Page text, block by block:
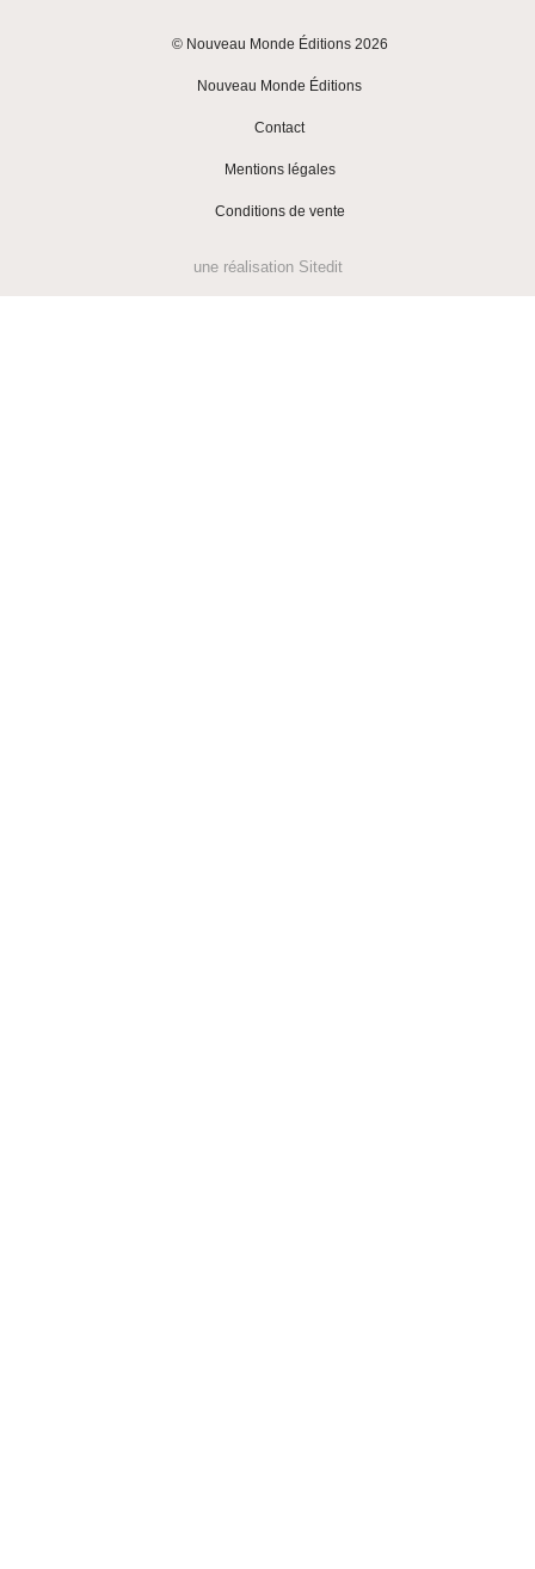
© Nouveau Monde Éditions 2026
Nouveau Monde Éditions
Contact
Mentions légales
Conditions de vente
une réalisation Sitedit